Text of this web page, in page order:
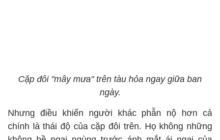
Cặp đôi "mây mưa" trên tàu hỏa ngay giữa ban
ngày.
Nhưng điều khiến người khác phẫn nộ hơn cả
chính là thái độ của cặp đôi trên. Họ không những